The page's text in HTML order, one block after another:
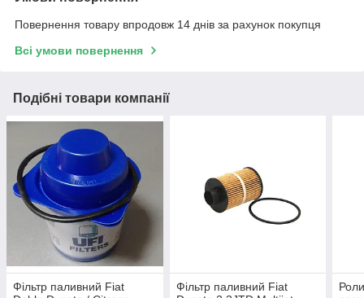
Повернення товару впродовж 14 днів за рахунок покупця
Всі умови повернення
Подібні товари компанії
Фільтр паливний Fiat
Фільтр паливний Fiat